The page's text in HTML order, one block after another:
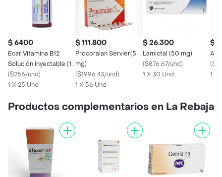
$ 6400
Ecar Vitamina B12
Solución Inyectable (1
mg)
($256/und)
1 X 25 Und
$ 111.800
Procoralan Servier(5
mg)
($1996.43/und)
1 X 56 Und
$ 26.300
Lamictal (50 mg)
($876.67/und)
1 X 30 Und
$
(
1 X
Productos complementarios en La Rebaja